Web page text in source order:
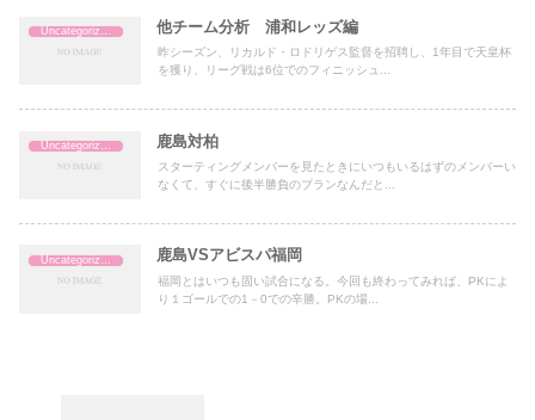
他チーム分析 浦和レッズ編
昨シーズン、リカルド・ロドリゲス監督を招聘し、1年目で天皇杯
を獲り、リーグ戦は6位でのフィニッシュ...
鹿島対柏
スターティングメンバーを見たときにいつもいるはずのメンバーい
なくて、すぐに後半勝負のプランなんだと...
鹿島VSアビスパ福岡
福岡とはいつも固い試合になる。今回も終わってみれば、PKによ
り１ゴールでの1－0での辛勝。PKの場...